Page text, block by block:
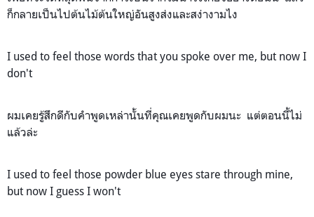
ก็กลายเป็นไปต้นไม้ต้นใหญ่อันสูงส่งและสง่างามไง
I used to feel those words that you spoke over me, but now I
don't
ผมเคยรู้สึกดีกับคำพูดเหล่านั้นที่คุณเคยพูดกับผมนะ แต่ตอนนี้ไม่
แล้วล่ะ
I used to feel those powder blue eyes stare through mine,
but now I guess I won't